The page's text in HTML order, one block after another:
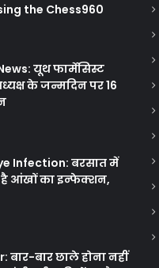
the Chess960
यूथ फार्मेसिस्ट
के जन्मदिन पर 16
Infection: बरसात में
है आंखों का इन्फेक्शन,
बार-बार छाले होना नहीं